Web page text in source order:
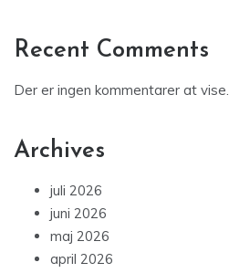
Recent Comments
Der er ingen kommentarer at vise.
Archives
juli 2026
juni 2026
maj 2026
april 2026